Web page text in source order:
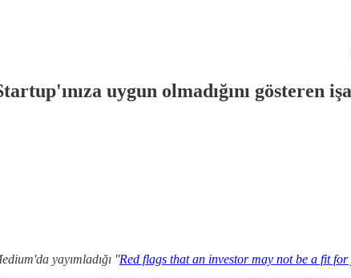
uygun olmadığını gösteren
yayımladığı ''Red flags that an investor may not be a fit